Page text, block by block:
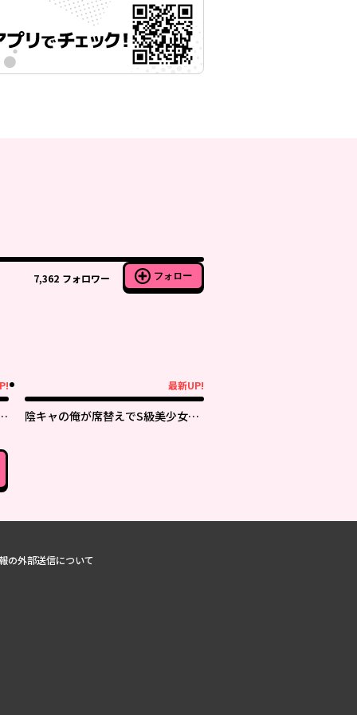
7,362 フォロワー フォロー
最新UP!
陰キャの俺が席替えでS級美少女に
の外部送信について